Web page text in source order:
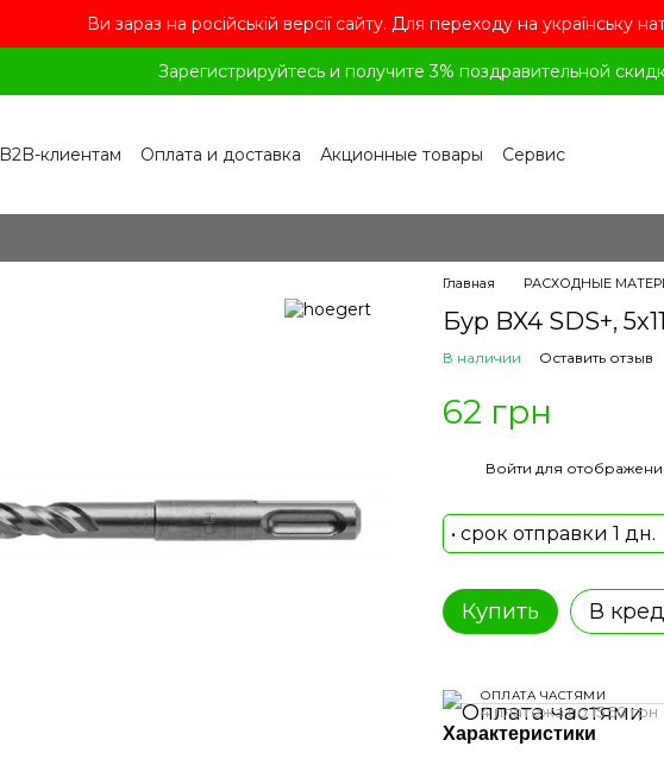
Ви зараз на російській версії сайту. Для переходу на українську
Зарегистрируйтесь и получите 3% поздравительной
B2B-клиентам Оплата и доставка Акционные товары
Сервис
Главная РАСХОДНЫЕ
Бур BX4 SDS+,
В наличии Оставить отзыв
62 грн
Войти для
• срок отправки 1 дн.
Купить В
ОПЛАТА ЧАСТЯМИ
4 платежа по 15.50 грн
Характеристики